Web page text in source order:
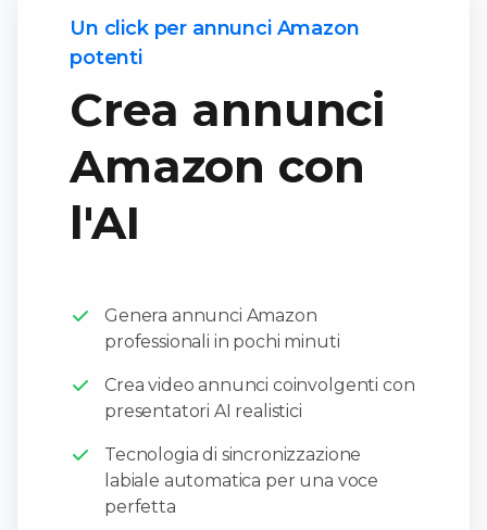
Un click per annunci Amazon
potenti
Crea annunci
Amazon con
l'AI
Genera annunci Amazon
professionali in pochi minuti
Crea video annunci coinvolgenti con
presentatori AI realistici
Tecnologia di sincronizzazione
labiale automatica per una voce
perfetta